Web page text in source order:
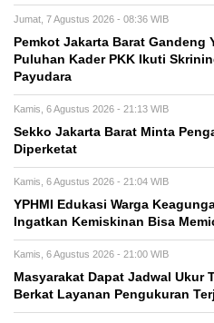
Jumat, 7 Agustus 2026 - 08:36 WIB
Pemkot Jakarta Barat Gandeng
Puluhan Kader PKK Ikuti
Payudara
Kamis, 6 Agustus 2026 - 21:13 WIB
Sekko Jakarta Barat Minta
Diperketat
Kamis, 6 Agustus 2026 - 21:04 WIB
YPHMI Edukasi Warga
Ingatkan Kemiskinan Bisa
Kamis, 6 Agustus 2026 - 21:00 WIB
Masyarakat Dapat Jadwal Ukur
Berkat Layanan Pengukuran